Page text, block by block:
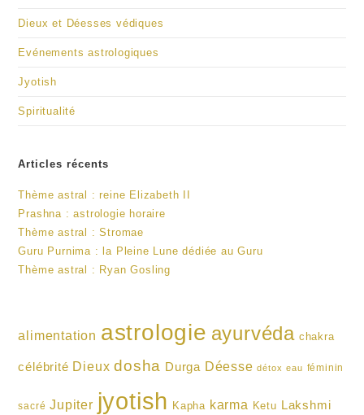
Dieux et Déesses védiques
Evénements astrologiques
Jyotish
Spiritualité
Articles récents
Thème astral : reine Elizabeth II
Prashna : astrologie horaire
Thème astral : Stromae
Guru Purnima : la Pleine Lune dédiée au Guru
Thème astral : Ryan Gosling
alimentation astrologie ayurvéda chakra
célébrité Dieux dosha Durga Déesse détox eau féminin
sacré Jupiter jyotish Kapha karma Ketu Lakshmi